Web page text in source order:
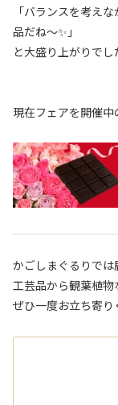
「バランスを考え
品だね～✨」
と大盛り上がりでし
現在フェアを開催中
かごしまぐるりで
工芸品から観葉植物
ぜひ一度お立ち寄